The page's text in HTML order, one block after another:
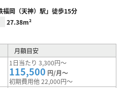
福岡（天神）駅」徒歩15分
27.38m²
月額目安
1日当たり 3,300円～
115,500 円/月～
初期費用他 22,000円～